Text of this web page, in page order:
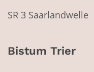
SR 3 Saarlandwelle
Bistum Trier